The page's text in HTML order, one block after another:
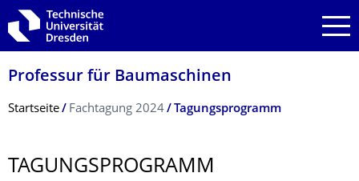
Zur Hauptnavigation springen
Zur Suche springen
Zum Inhalt springen
Professur für Baumaschinen
Breadcrumb-Menü
Startseite Fachtagung 2024 Tagungsprogramm
TAGUNGSPROGRAMM